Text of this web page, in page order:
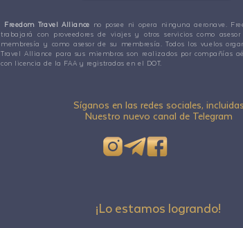
Freedom Travel Alliance no posee ni opera ninguna aeronave.
trabajará con proveedores de viajes y otros servicios como
membresía y como asesor de su membresía. Todos los vuelos
Travel Alliance para sus miembros son realizados por compañías
con licencia de la FAA y registradas en el DOT.
Síganos en las redes sociales, incluidas
Nuestro nuevo canal de Telegram
¡Lo estamos logrando!